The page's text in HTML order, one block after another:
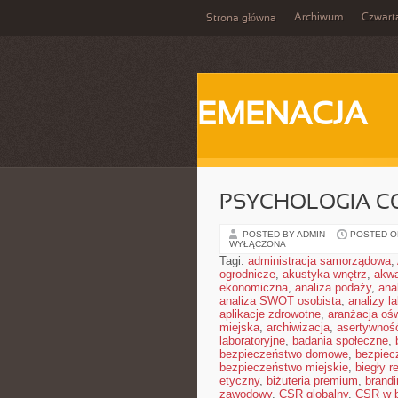
Strona główna Archiwum
EMENACJA
PSYCHOLOGIA
POSTED BY ADMIN POSTED
WYŁĄCZONA
Tagi: administracja samorządowa,
ogrodnicze, akustyka wnętrz,
ekonomiczna, analiza podaży,
analiza SWOT osobista, analizy
aplikacje zdrowotne, aranżacja
miejska, archiwizacja,
laboratoryjne, badania społeczne,
bezpieczeństwo domowe,
bezpieczeństwo miejskie, biegły
etyczny, biżuteria premium,
zawodowy, CSR globalny, CSR w